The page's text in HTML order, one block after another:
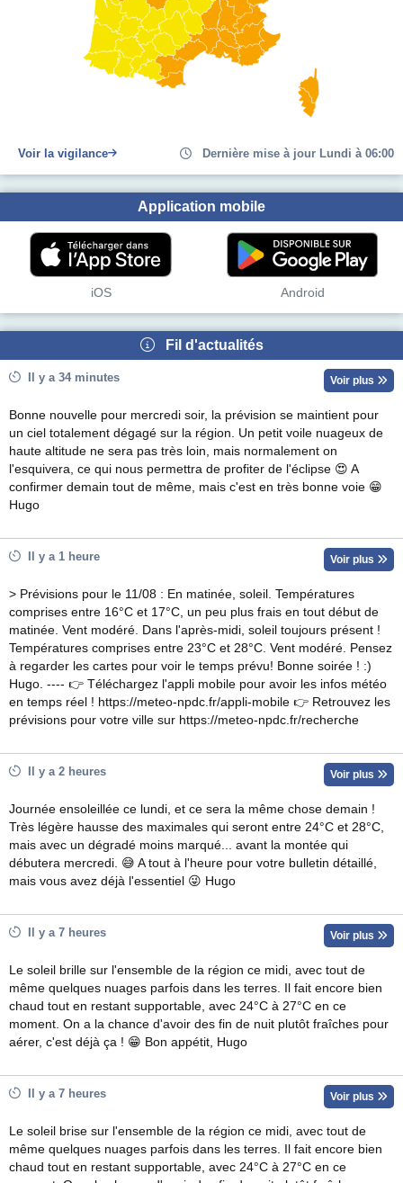
Voir la vigilance Dernière mise à jour Lundi à 06:00
Application mobile
iOS Android
Fil d'actualités
Il y a 34 minutes Voir plus
Bonne nouvelle pour mercredi soir, la prévision se maintient pour
un ciel totalement dégagé sur la région. Un petit voile nuageux de
haute altitude ne sera pas très loin, mais normalement on
l'esquivera, ce qui nous permettra de profiter de l'éclipse 😍 A
confirmer demain tout de même, mais c'est en très bonne voie 😁
Hugo
Il y a 1 heure Voir plus
> Prévisions pour le 11/08 : En matinée, soleil. Températures
comprises entre 16°C et 17°C, un peu plus frais en tout début de
matinée. Vent modéré. Dans l'après-midi, soleil toujours présent !
Températures comprises entre 23°C et 28°C. Vent modéré. Pensez
à regarder les cartes pour voir le temps prévu! Bonne soirée ! :)
Hugo. ---- 👉 Téléchargez l'appli mobile pour avoir les infos météo
en temps réel ! https://meteo-npdc.fr/appli-mobile 👉 Retrouvez les
prévisions pour votre ville sur https://meteo-npdc.fr/recherche
Il y a 2 heures Voir plus
Journée ensoleillée ce lundi, et ce sera la même chose demain !
Très légère hausse des maximales qui seront entre 24°C et 28°C,
mais avec un dégradé moins marqué... avant la montée qui
débutera mercredi. 😅 A tout à l'heure pour votre bulletin détaillé,
mais vous avez déjà l'essentiel 😜 Hugo
Il y a 7 heures Voir plus
Le soleil brille sur l'ensemble de la région ce midi, avec tout de
même quelques nuages parfois dans les terres. Il fait encore bien
chaud tout en restant supportable, avec 24°C à 27°C en ce
moment. On a la chance d'avoir des fin de nuit plutôt fraîches pour
aérer, c'est déjà ça ! 😁 Bon appétit, Hugo
Il y a 7 heures Voir plus
Le soleil brise sur l'ensemble de la région ce midi, avec tout de
même quelques nuages parfois dans les terres. Il fait encore bien
chaud tout en restant supportable, avec 24°C à 27°C en ce